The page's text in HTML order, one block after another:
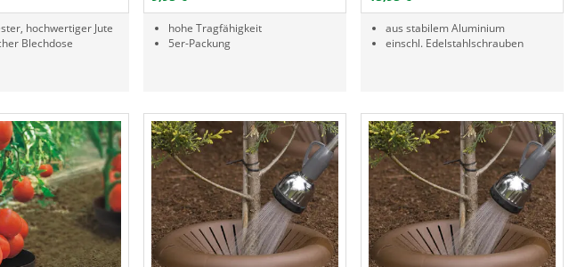
hochwertiger Jute
Blechdose
hohe Tragfähigkeit
5er-Packung
aus stabilem Aluminium
einschl. Edelstahlschrauben